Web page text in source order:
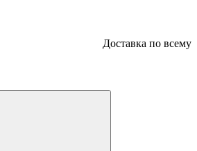
Доставка по всему